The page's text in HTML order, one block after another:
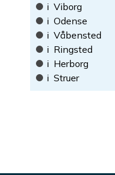
i Viborg
i Odense
i Våbensted
i Ringsted
i Herborg
i Struer